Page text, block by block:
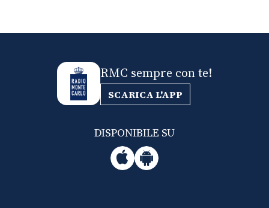
RMC sempre con te!
SCARICA L'APP
DISPONIBILE SU